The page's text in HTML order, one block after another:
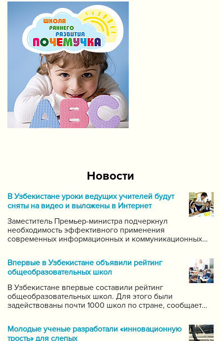
Новости
В Узбекистане уроки ведущих учителей будут
сняты на видео и выложены в Интернет
Заместитель Премьер-министра подчеркнул
необходимость эффективного применения
современных информационных и коммуникационных
систему для размещения в интернете видео-уроков
самых ведущих учителей по каждому предмету.
Впервые в Узбекистане объявили рейтинг
общеобразовательных школ
В Узбекистане впервые составили рейтинг
общеобразовательных школ. Для этого были
задействованы почти 1000 школ по стране, сообщает
за качеством образования при Кабинете Министров
Республики Узбекистан.
Молодые ученые разработали «инновационную
трость» для слепых